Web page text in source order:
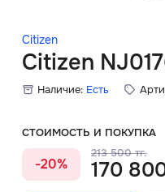
Citizen
Citizen
Наличие: Есть
СТОИМОСТЬ И ПОКУПКА
-20%
213 500 тг.
170
О нас